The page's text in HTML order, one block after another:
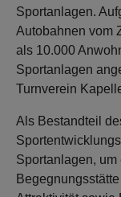
Sportanlagen.
Autobahnen vom
als 10.000
Sportanlagen
Turnverein
Als Bestandteil
Sportanlagen,